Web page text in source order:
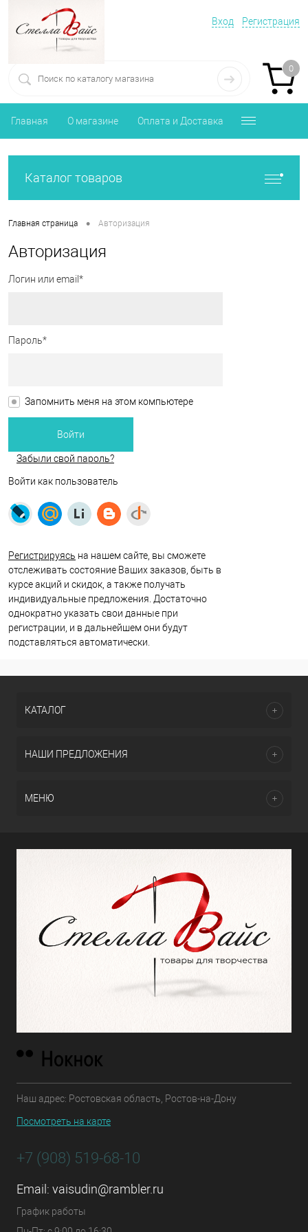
Вход Регистрация
0
Главная О магазине Оплата и Доставка
Каталог товаров
Главная страница • Авторизация
Авторизация
Логин или email*
Пароль*
Запомнить меня на этом компьютере
Забыли свой пароль?
Войти как пользователь
Регистрируясь на нашем сайте, вы сможете
отслеживать состояние Ваших заказов, быть в
курсе акций и скидок, а также получать
индивидуальные предложения. Достаточно
однократно указать свои данные при
регистрации, и в дальнейшем они будут
подставляться автоматически.
КАТАЛОГ
НАШИ ПРЕДЛОЖЕНИЯ
МЕНЮ
Наш адрес: Ростовская область, Ростов-на-Дону
Посмотреть на карте
+7 (908) 519-68-10
Email: vaisudin@rambler.ru
График работы